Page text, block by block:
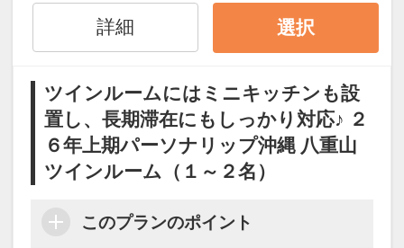
・コンビニも目の前、飲食店も周辺にあ
り便利な立地
設定期間：2026年4月1日～2026年11月
30日
インターネットコース番号：DP-1-
詳細 選択
ツインルームにはミニキッチンも設
置し、長期滞在にもしっかり対応♪ ２
６年上期パーソナリップ沖縄 八重山
ツインルーム（１～２名）
このプランのポイント